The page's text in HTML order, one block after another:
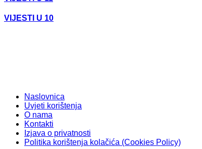
VIJESTI U 10
Naslovnica
Uvjeti korištenja
O nama
Kontakti
Izjava o privatnosti
Politika korištenja kolačića (Cookies Policy)